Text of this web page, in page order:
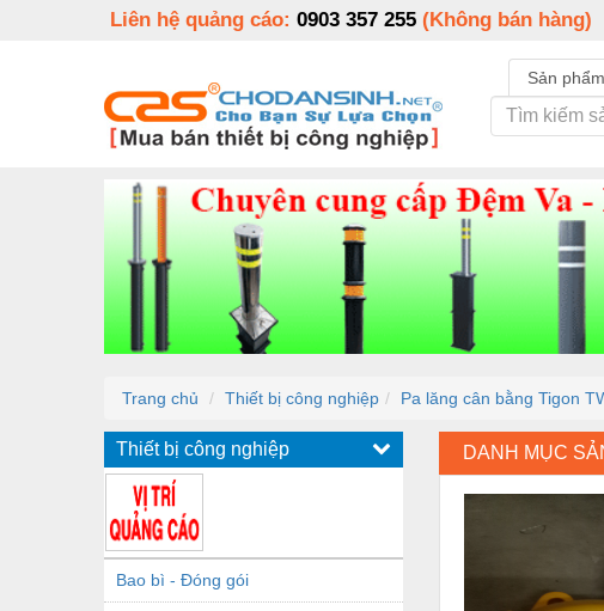
Liên hệ quảng cáo: 0903 357 255 (Không bán hàng)
Sản phẩm
Trang chủ Thiết bị công nghiệp Pa lăng cân bằng Tigon
Thiết bị công nghiệp
Bao bì - Đóng gói
DANH MỤC